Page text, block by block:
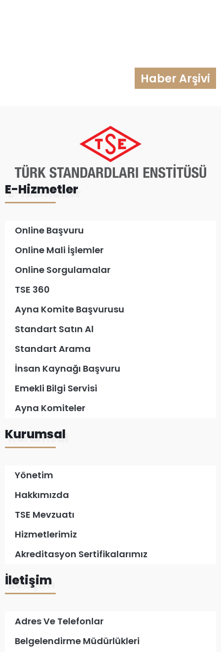
Haber Arşivi
E-Hizmetler
Online Başvuru
Online Mali İşlemler
Online Sorgulamalar
TSE 360
Ayna Komite Başvurusu
Standart Satın Al
Standart Arama
İnsan Kaynağı Başvuru
Emekli Bilgi Servisi
Ayna Komiteler
Kurumsal
Yönetim
Hakkımızda
TSE Mevzuatı
Hizmetlerimiz
Akreditasyon Sertifikalarımız
İletişim
Adres Ve Telefonlar
Belgelendirme Müdürlükleri